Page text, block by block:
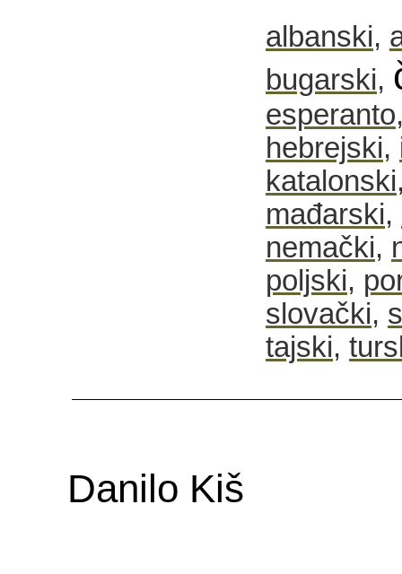
albanski,
bugarski,
esperanto
hebrejski,
katalonski
mađarski,
nemački,
poljski,
slovački,
tajski,
Danilo Kiš